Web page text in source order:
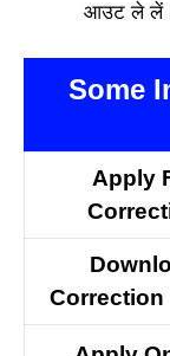
आउट ले
Some
Apply
Correction